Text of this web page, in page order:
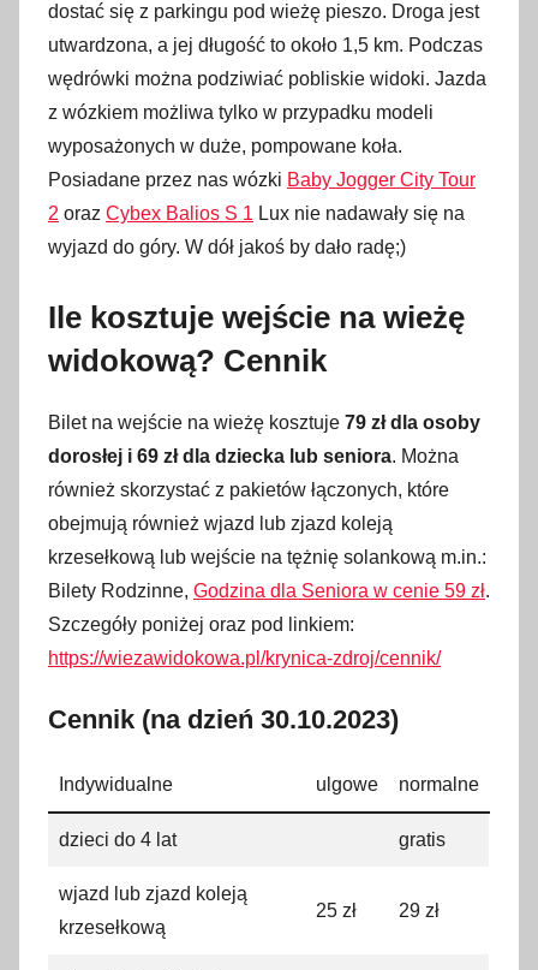
dostać się z parkingu pod wieżę pieszo. Droga jest
utwardzona, a jej długość to około 1,5 km. Podczas
wędrówki można podziwiać pobliskie widoki. Jazda
z wózkiem możliwa tylko w przypadku modeli
wyposażonych w duże, pompowane koła.
Posiadane przez nas wózki Baby Jogger City Tour
2 oraz Cybex Balios S 1 Lux nie nadawały się na
wyjazd do góry. W dół jakoś by dało radę;)
Ile kosztuje wejście na wieżę
widokową? Cennik
Bilet na wejście na wieżę kosztuje 79 zł dla osoby
dorosłej i 69 zł dla dziecka lub seniora. Można
również skorzystać z pakietów łączonych, które
obejmują również wjazd lub zjazd koleją
krzesełkową lub wejście na tężnię solankową m.in.:
Bilety Rodzinne, Godzina dla Seniora w cenie 59 zł.
Szczegóły poniżej oraz pod linkiem:
https://wiezawidokowa.pl/krynica-zdroj/cennik/
Cennik (na dzień 30.10.2023)
Indywidualne ulgowe normalne
dzieci do 4 lat gratis
wjazd lub zjazd koleją
krzesełkową
25 zł 29 zł